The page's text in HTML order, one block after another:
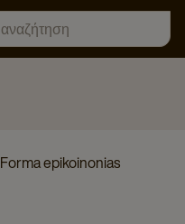
Forma epikoinonias